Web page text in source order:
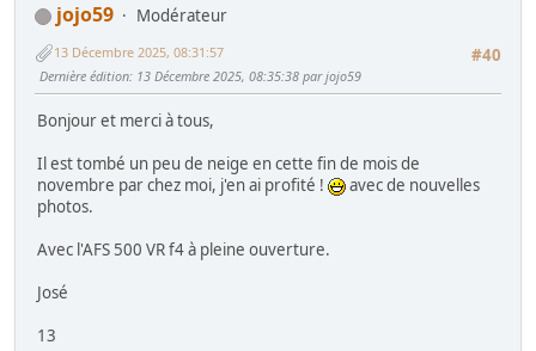
jojo59
Modérateur
#40
13 Décembre 2025, 08:31:57
Dernière édition: 13 Décembre 2025, 08:35:38 par jojo59
Bonjour et merci à tous,
Il est tombé un peu de neige en cette fin de mois de
novembre par chez moi, j'en ai profité !
avec de nouvelles
photos.
Avec l'AFS 500 VR f4 à pleine ouverture.
José
13